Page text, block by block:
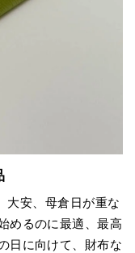
大安、母倉日が重な
めるのに最適、最高
日に向けて、財布な